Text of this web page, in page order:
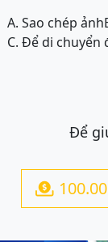
A. Sao chép ảnh
C. Để di
Để
